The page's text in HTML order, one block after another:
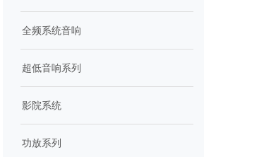
全频系统音响
超低音响系列
影院系统
功放系列